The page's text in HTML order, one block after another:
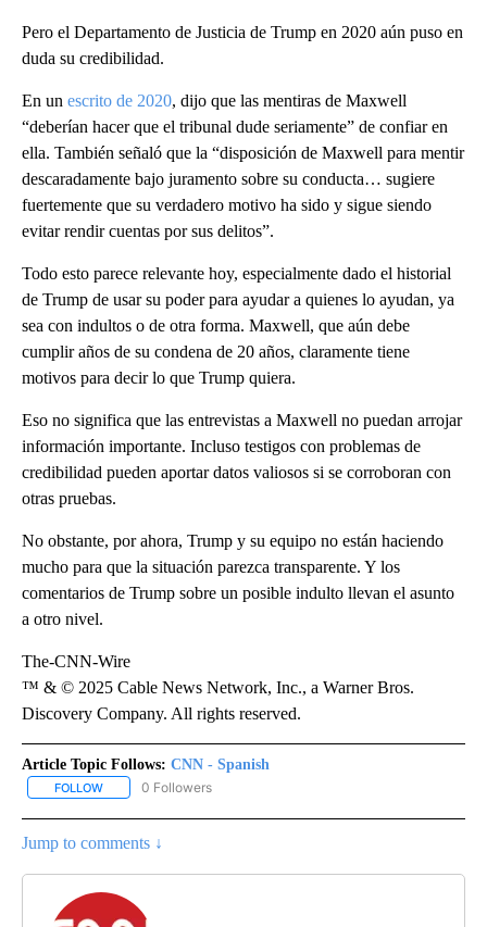
Pero el Departamento de Justicia de Trump en 2020 aún puso en
duda su credibilidad.
En un escrito de 2020, dijo que las mentiras de Maxwell
“deberían hacer que el tribunal dude seriamente” de confiar en
ella. También señaló que la “disposición de Maxwell para mentir
descaradamente bajo juramento sobre su conducta… sugiere
fuertemente que su verdadero motivo ha sido y sigue siendo
evitar rendir cuentas por sus delitos”.
Todo esto parece relevante hoy, especialmente dado el historial
de Trump de usar su poder para ayudar a quienes lo ayudan, ya
sea con indultos o de otra forma. Maxwell, que aún debe
cumplir años de su condena de 20 años, claramente tiene
motivos para decir lo que Trump quiera.
Eso no significa que las entrevistas a Maxwell no puedan arrojar
información importante. Incluso testigos con problemas de
credibilidad pueden aportar datos valiosos si se corroboran con
otras pruebas.
No obstante, por ahora, Trump y su equipo no están haciendo
mucho para que la situación parezca transparente. Y los
comentarios de Trump sobre un posible indulto llevan el asunto
a otro nivel.
The-CNN-Wire
™ & © 2025 Cable News Network, Inc., a Warner Bros.
Discovery Company. All rights reserved.
Article Topic Follows: CNN - Spanish
FOLLOW FOLLOW "CNN - SPANISH" TO RECEIVE NOTIFICATIONS ABOUT
0 Followers
Jump to comments ↓